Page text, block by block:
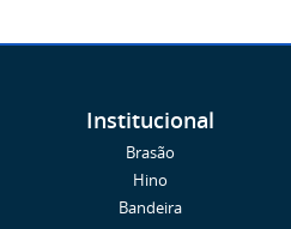
Institucional
Brasão
Hino
Bandeira